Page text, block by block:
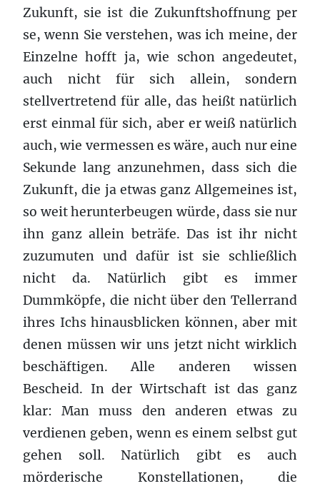
Zukunft, sie ist die Zukunftshoffnung per
se, wenn Sie verstehen, was ich meine, der
Einzelne hofft ja, wie schon angedeutet,
auch nicht für sich allein, sondern
stellvertretend für alle, das heißt natürlich
erst einmal für sich, aber er weiß natürlich
auch, wie vermessen es wäre, auch nur eine
Sekunde lang anzunehmen, dass sich die
Zukunft, die ja etwas ganz Allgemeines ist,
so weit herunterbeugen würde, dass sie nur
ihn ganz allein beträfe. Das ist ihr nicht
zuzumuten und dafür ist sie schließlich
nicht da. Natürlich gibt es immer
Dummköpfe, die nicht über den Tellerrand
ihres Ichs hinausblicken können, aber mit
denen müssen wir uns jetzt nicht wirklich
beschäftigen. Alle anderen wissen
Bescheid. In der Wirtschaft ist das ganz
klar: Man muss den anderen etwas zu
verdienen geben, wenn es einem selbst gut
gehen soll. Natürlich gibt es auch
mörderische Konstellationen, die